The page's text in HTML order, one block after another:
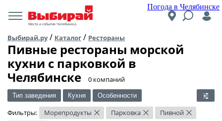
Погода в Челябинске
Места и события Челябинска
Выбирай.ру/ Каталог / Рестораны
Пивные рестораны морской
кухни c парковкой в
Челябинске
​0 компаний
Тип заведения Кухня Особенности
Фильтры: Морепродукты × Парковка × Пивной ×